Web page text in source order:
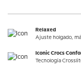
Relaxed
Ajuste holgado,
Iconic Crocs
Tecnología